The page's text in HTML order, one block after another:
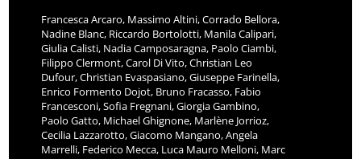
Francesca Arcaro, Massimo Altini, Corrado Bellora,
Nadine Blanc, Riccardo Bortolotti, Manila Calipari,
Giulia Calisti, Nadia Camposaragna, Paolo Ciambi,
Filippo Clermont, Carol Di Vito, Christian Leo
Dufour, Christian Evaspasiano, Giuseppe Farinella,
Enrico Formento Dojot, Bruno Fracasso, Fabio
Francesconi, Sofia Fregnani, Giorgia Gambino,
Paolo Gatto, Michael Ghignone, Marlène Jorrioz,
Cecilia Lazzarotto, Giacomo Mangano, Angela
Marrelli, Federico Mecca, Luca Mauro Melloni, Marc